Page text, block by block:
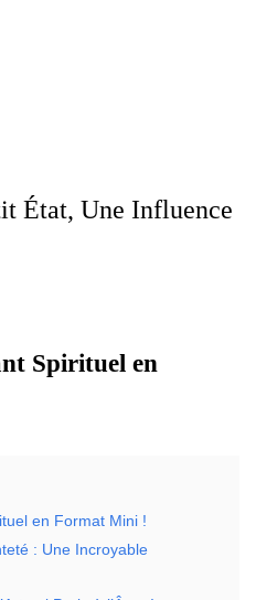
État, Une Influence
Spirituel en
en Format Mini !
: Une Incroyable